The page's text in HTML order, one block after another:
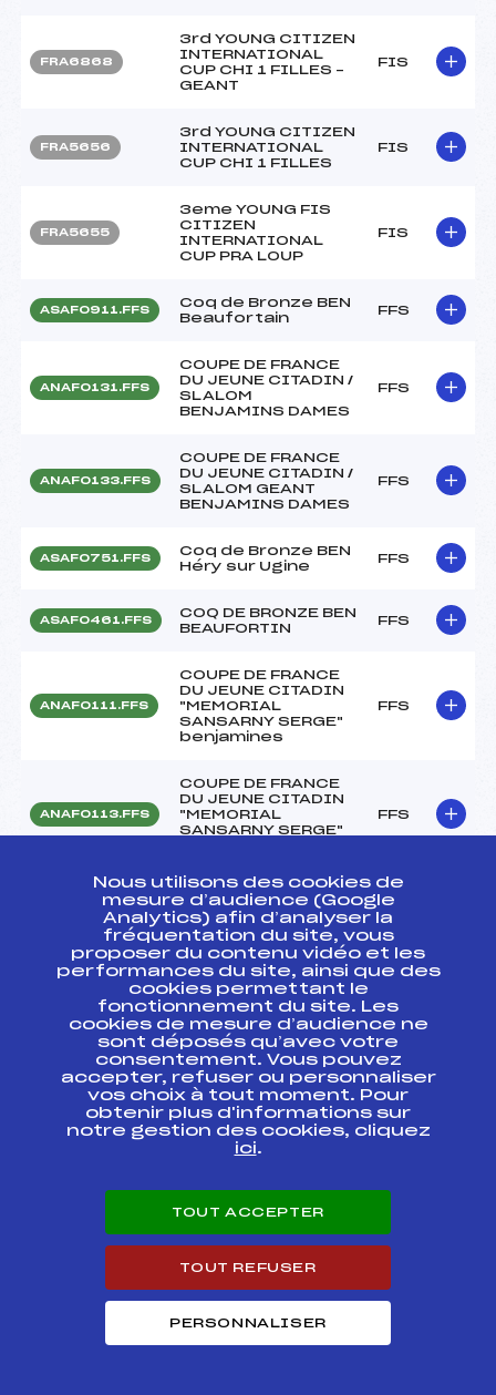
FRA6868
3rd YOUNG CITIZEN
INTERNATIONAL
CUP CHI 1 FILLES –
GEANT
FIS
FRA5656
3rd YOUNG CITIZEN
INTERNATIONAL
CUP CHI 1 FILLES
FIS
FRA5655
3eme YOUNG FIS
CITIZEN
INTERNATIONAL
CUP PRA LOUP
FIS
ASAF0911.FFS
Coq de Bronze BEN
Beaufortain
FFS
ANAF0131.FFS
COUPE DE FRANCE
DU JEUNE CITADIN /
SLALOM
BENJAMINS DAMES
FFS
ANAF0133.FFS
COUPE DE FRANCE
DU JEUNE CITADIN /
SLALOM GEANT
BENJAMINS DAMES
FFS
ASAF0751.FFS
Coq de Bronze BEN
Héry sur Ugine
FFS
ASAF0461.FFS
COQ DE BRONZE BEN
BEAUFORTIN
FFS
ANAF0111.FFS
COUPE DE FRANCE
DU JEUNE CITADIN
"MEMORIAL
SANSARNY SERGE"
benjamines
FFS
ANAF0113.FFS
COUPE DE FRANCE
DU JEUNE CITADIN
"MEMORIAL
SANSARNY SERGE"
FFS
ASAF0162
Coq de Bronze BEN
Beaufortin
FFS
ASAF0161.FFS
Coq de Bronze BEN
Beaufortin
FFS
ASAF0071.FFS
Coq de Bronze BEN
BVAB
FFS
Résultats Alpin 2008
Course Cat.
DE BRONZE
Coupe Carré Neige
Poussines
Nous utilisons des cookies de
mesure d’audience (Google
Analytics) afin d’analyser la
fréquentation du site, vous
proposer du contenu vidéo et les
performances du site, ainsi que des
cookies permettant le
fonctionnement du site. Les
cookies de mesure d’audience ne
sont déposés qu’avec votre
consentement. Vous pouvez
accepter, refuser ou personnaliser
vos choix à tout moment. Pour
obtenir plus d'informations sur
notre gestion des cookies, cliquez
ici.
TOUT ACCEPTER
TOUT REFUSER
PERSONNALISER